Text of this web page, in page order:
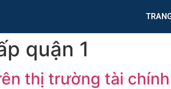
quận 1
thị trường tài